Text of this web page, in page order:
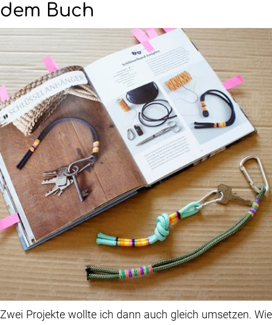
dem Buch
Zwei Projekte wollte ich dann auch gleich umsetzen. Wie